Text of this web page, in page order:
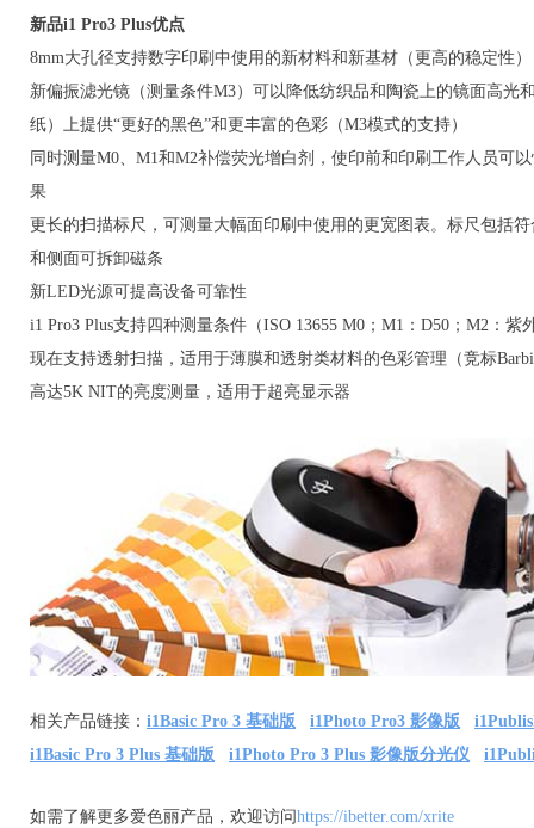
新品i1 Pro3 Plus优点
8mm大孔径支持数字印刷中使用的新材料和新基材（更高的稳定性）
新偏振滤光镜（测量条件M3）可以降低纺织品和陶瓷上的镜面高光
纸）上提供“更好的黑色”和更丰富的色彩（M3模式的支持）
同时测量M0、M1和M2补偿荧光增白剂，使印前和印刷工作人员可
果
更长的扫描标尺，可测量大幅面印刷中使用的更宽图表。标尺包括
和侧面可拆卸磁条
新LED光源可提高设备可靠性
i1 Pro3 Plus支持四种测量条件（ISO 13655 M0；M1：D50；M2：紫
现在支持透射扫描，适用于薄膜和透射类材料的色彩管理（竞标
高达5K NIT的亮度测量，适用于超亮显示器
相关产品链接： i1Basic Pro 3 基础版 i1Photo Pro3 影像版
i1Basic Pro 3 Plus 基础版
i1Photo Pro 3 Plus 影像版分光仪
如需了解更多爱色丽产品，欢迎访问https://ibetter.com/xrite